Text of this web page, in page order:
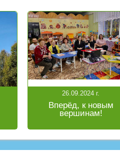
26.09.2024 г.
Вперёд, к новым
вершинам!